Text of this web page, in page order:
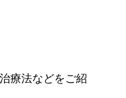
皮膚医療
療法などをご紹